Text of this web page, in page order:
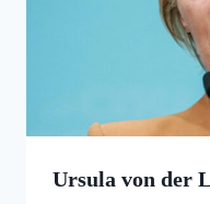
Ursula von der